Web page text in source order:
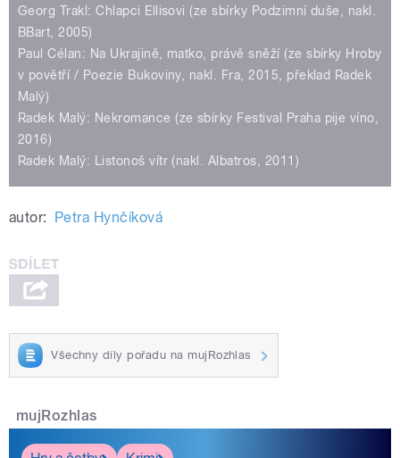
Georg Trakl: Chlapci Ellisovi (ze sbírky Podzimní duše, nakl.
BBart, 2005)
Paul Célan: Na Ukrajině, matko, právě sněží (ze sbírky Hroby
v povětří / Poezie Bukoviny, nakl. Fra, 2015, překlad Radek
Malý)
Radek Malý: Nekromance (ze sbírky Festival Praha pije víno,
2016)
Radek Malý: Listonoš vítr (nakl. Albatros, 2011)
autor: Petra Hynčíková
Všechny díly pořadu na mujRozhlas
mujRozhlas